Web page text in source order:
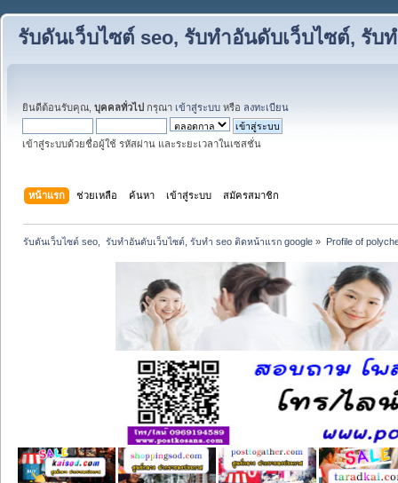
รับดันเว็บไซต์ seo, รับทำอันดับเว็บไซต์, รับ
ยินดีต้อนรับคุณ, บุคคลทั่วไป กรุณา เข้าสู่ระบบ หรือ ลงทะเบียน
เข้าสู่ระบบด้วยชื่อผู้ใช้ รหัสผ่าน และระยะเวลาในเซสชั่น
หน้าแรก ช่วยเหลือ ค้นหา เข้าสู่ระบบ สมัครสมาชิก
รับดันเว็บไซต์ seo,  รับทำอันดับเว็บไซต์, รับทำ seo ติดหน้าแรก google » Profile of